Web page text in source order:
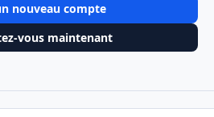
nouveau compte
vous maintenant